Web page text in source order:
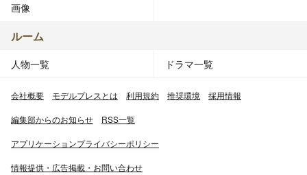
画像
ルーム
人物一覧 ドラマ一覧
会社概要 モデルプレスとは 利用規約 推奨環境 採用情報
編集部からのお知らせ RSS一覧
アプリケーションプライバシーポリシー
情報提供・広告掲載・お問い合わせ